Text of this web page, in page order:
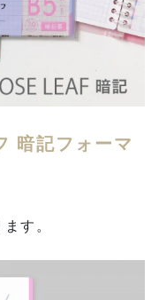
暗記フォーマ
す。